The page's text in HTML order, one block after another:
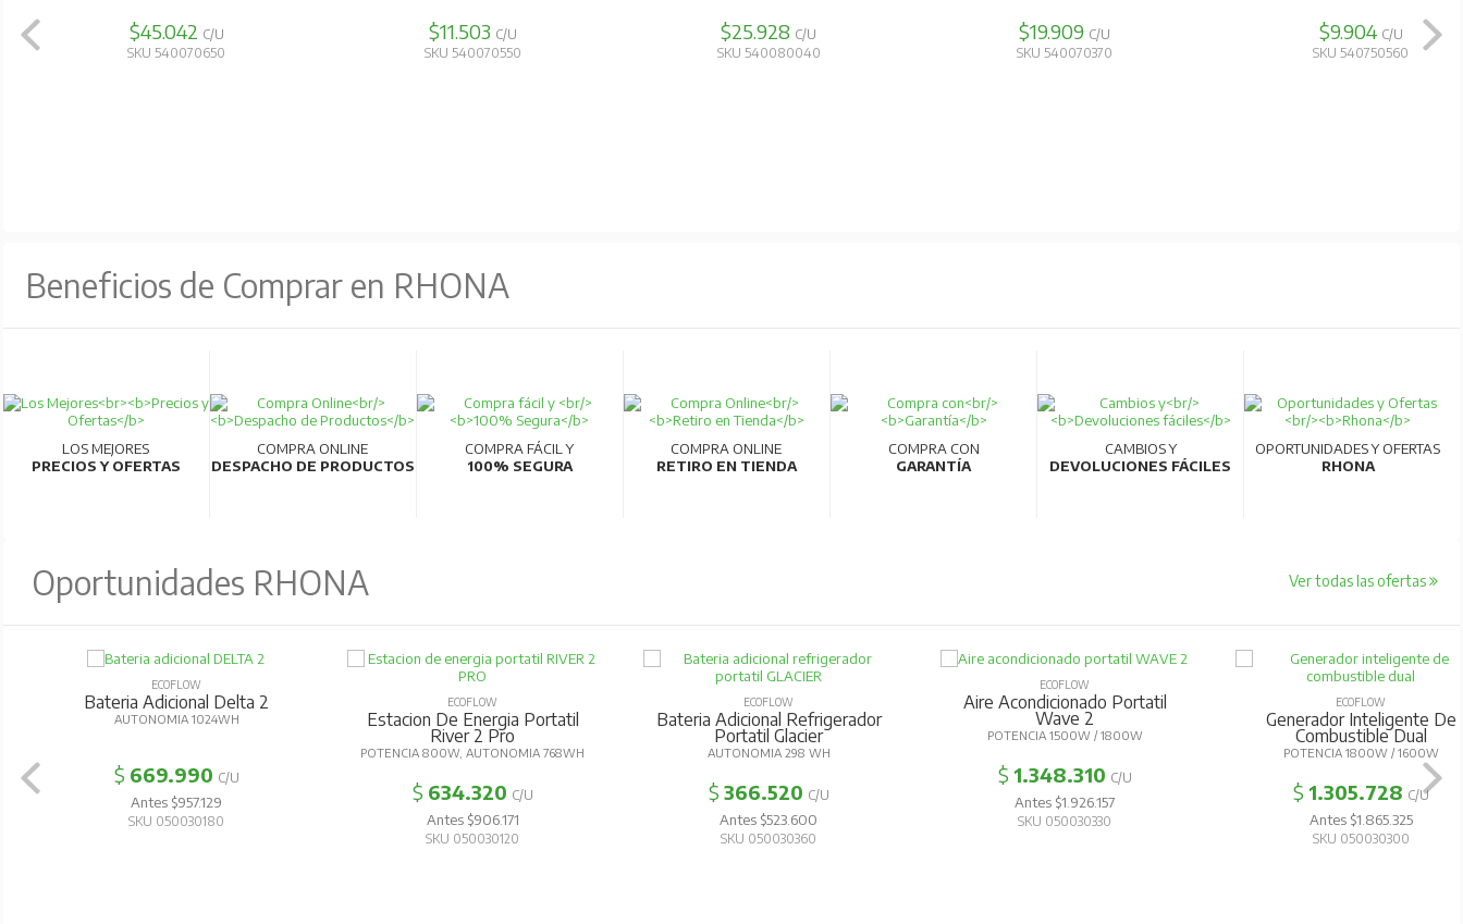
$45.042 C/U
SKU 540070650
$11.503 C/U
SKU 540070550
$25.928 C/U
SKU 540080040
$19.909 C/U
SKU 540070370
$9.904 C/U
SKU 540750560
Beneficios de Comprar en RHONA
LOS MEJORES
PRECIOS Y OFERTAS
COMPRA ONLINE
DESPACHO DE PRODUCTOS
COMPRA FÁCIL Y
100% SEGURA
COMPRA ONLINE
RETIRO EN TIENDA
COMPRA CON
GARANTÍA
CAMBIOS Y
DEVOLUCIONES FÁCILES
OPORTUNIDADES Y OFERTAS
RHONA
Oportunidades RHONA Ver todas las ofertas
ECOFLOW
Bateria Adicional Delta 2
AUTONOMIA 1024WH
$ 669.990 C/U
Antes $957.129
SKU 050030180
ECOFLOW
Estacion De Energia Portatil
River 2 Pro
POTENCIA 800W, AUTONOMIA 768WH
$ 634.320 C/U
Antes $906.171
SKU 050030120
ECOFLOW
Bateria Adicional Refrigerador
Portatil Glacier
AUTONOMIA 298 WH
$ 366.520 C/U
Antes $523.600
SKU 050030360
ECOFLOW
Aire Acondicionado Portatil
Wave 2
POTENCIA 1500W / 1800W
$ 1.348.310 C/U
Antes $1.926.157
SKU 050030330
ECOFLOW
Generador Inteligente De
Combustible Dual
POTENCIA 1800W / 1600W
$ 1.305.728 C/U
Antes $1.865.325
SKU 050030300